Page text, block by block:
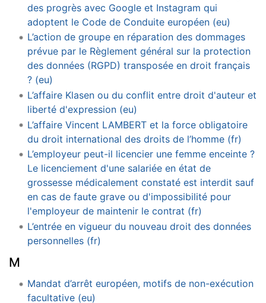
des progrès avec Google et Instagram qui
adoptent le Code de Conduite européen (eu)
L’action de groupe en réparation des dommages
prévue par le Règlement général sur la protection
des données (RGPD) transposée en droit français
? (eu)
L’affaire Klasen ou du conflit entre droit d'auteur et
liberté d'expression (eu)
L’affaire Vincent LAMBERT et la force obligatoire
du droit international des droits de l’homme (fr)
L’employeur peut-il licencier une femme enceinte ?
Le licenciement d'une salariée en état de
grossesse médicalement constaté est interdit sauf
en cas de faute grave ou d'impossibilité pour
l'employeur de maintenir le contrat (fr)
L’entrée en vigueur du nouveau droit des données
personnelles (fr)
M
Mandat d’arrêt européen, motifs de non-exécution
facultative (eu)